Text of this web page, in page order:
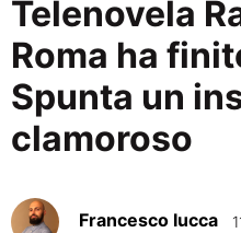
Telenovela
Roma ha
Spunta un
clamoroso
Francesco Iucca